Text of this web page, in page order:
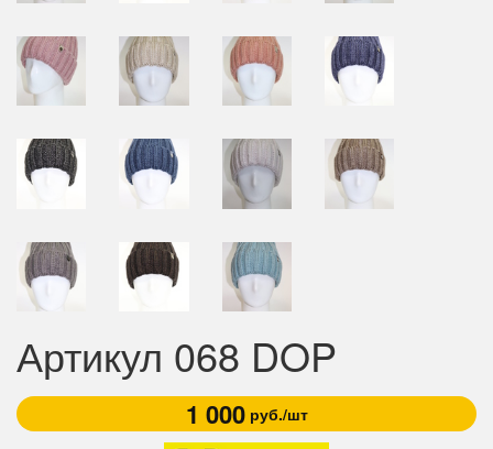
Артикул 068 DOP
1 000руб./шт